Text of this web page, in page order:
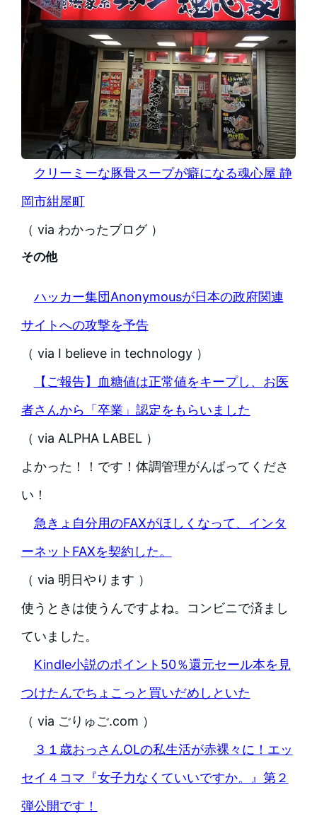
クリーミーな豚骨スープが癖になる魂心屋 静
岡市紺屋町
（ via わかったブログ ）
その他
ハッカー集団Anonymousが日本の政府関連
サイトへの攻撃を予告
（ via I believe in technology ）
【ご報告】血糖値は正常値をキープし、お医
者さんから「卒業」認定をもらいました
（ via ALPHA LABEL ）
よかった！！です！体調管理がんばってくださ
い！
急きょ自分用のFAXがほしくなって、インタ
ーネットFAXを契約した。
（ via 明日やります ）
使うときは使うんですよね。コンビニで済まし
ていました。
Kindle小説のポイント50％還元セール本を見
つけたんでちょこっと買いだめしといた
（ via ごりゅご.com ）
３１歳おっさんOLの私生活が赤裸々に！エッ
セイ４コマ『女子力なくていいですか。』第２
弾公開です！